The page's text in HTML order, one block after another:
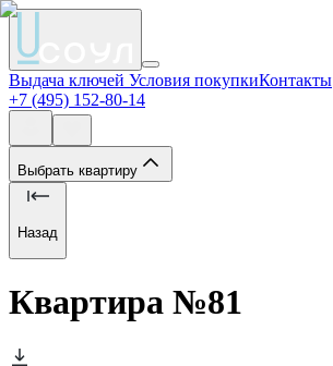
Выдача ключей Условия покупкиКонтакты
+7 (495) 152-80-14
Выбрать квартиру
Назад
Квартира №81